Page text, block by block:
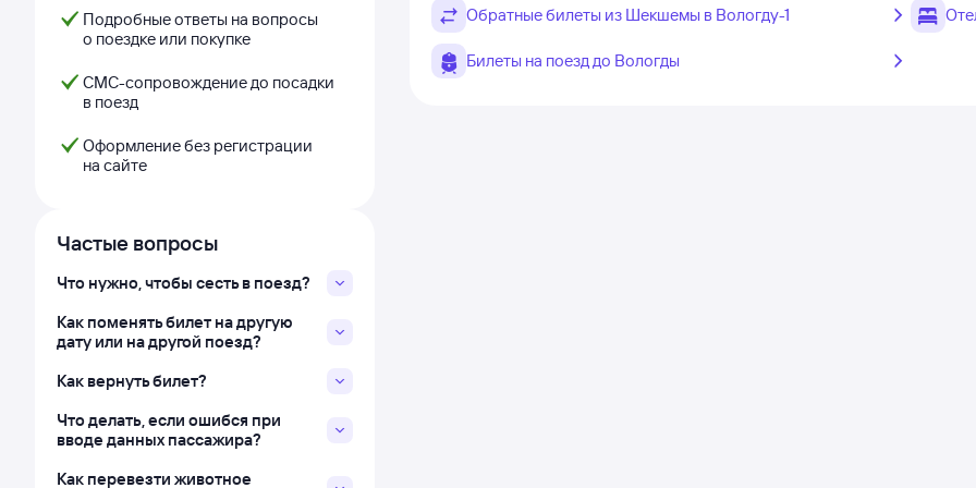
Подробные ответы на вопросы
о поездке или покупке
СМС-сопровождение до посадки
в поезд
Оформление без регистрации
на сайте
Частые вопросы
Что нужно, чтобы сесть в поезд?
Как поменять билет на другую
дату или на другой поезд?
Как вернуть билет?
Что делать, если ошибся при
вводе данных пассажира?
Как перевезти животное
Обратные билеты из Шекшемы в Вологду-1
Билеты на поезд до Вологды